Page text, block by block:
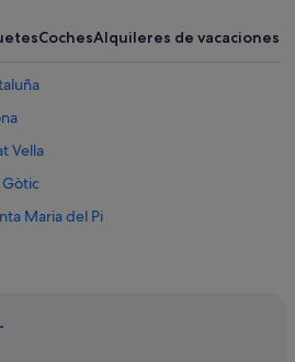
CochesAlquileres de vacaciones
Vella
Maria del Pi